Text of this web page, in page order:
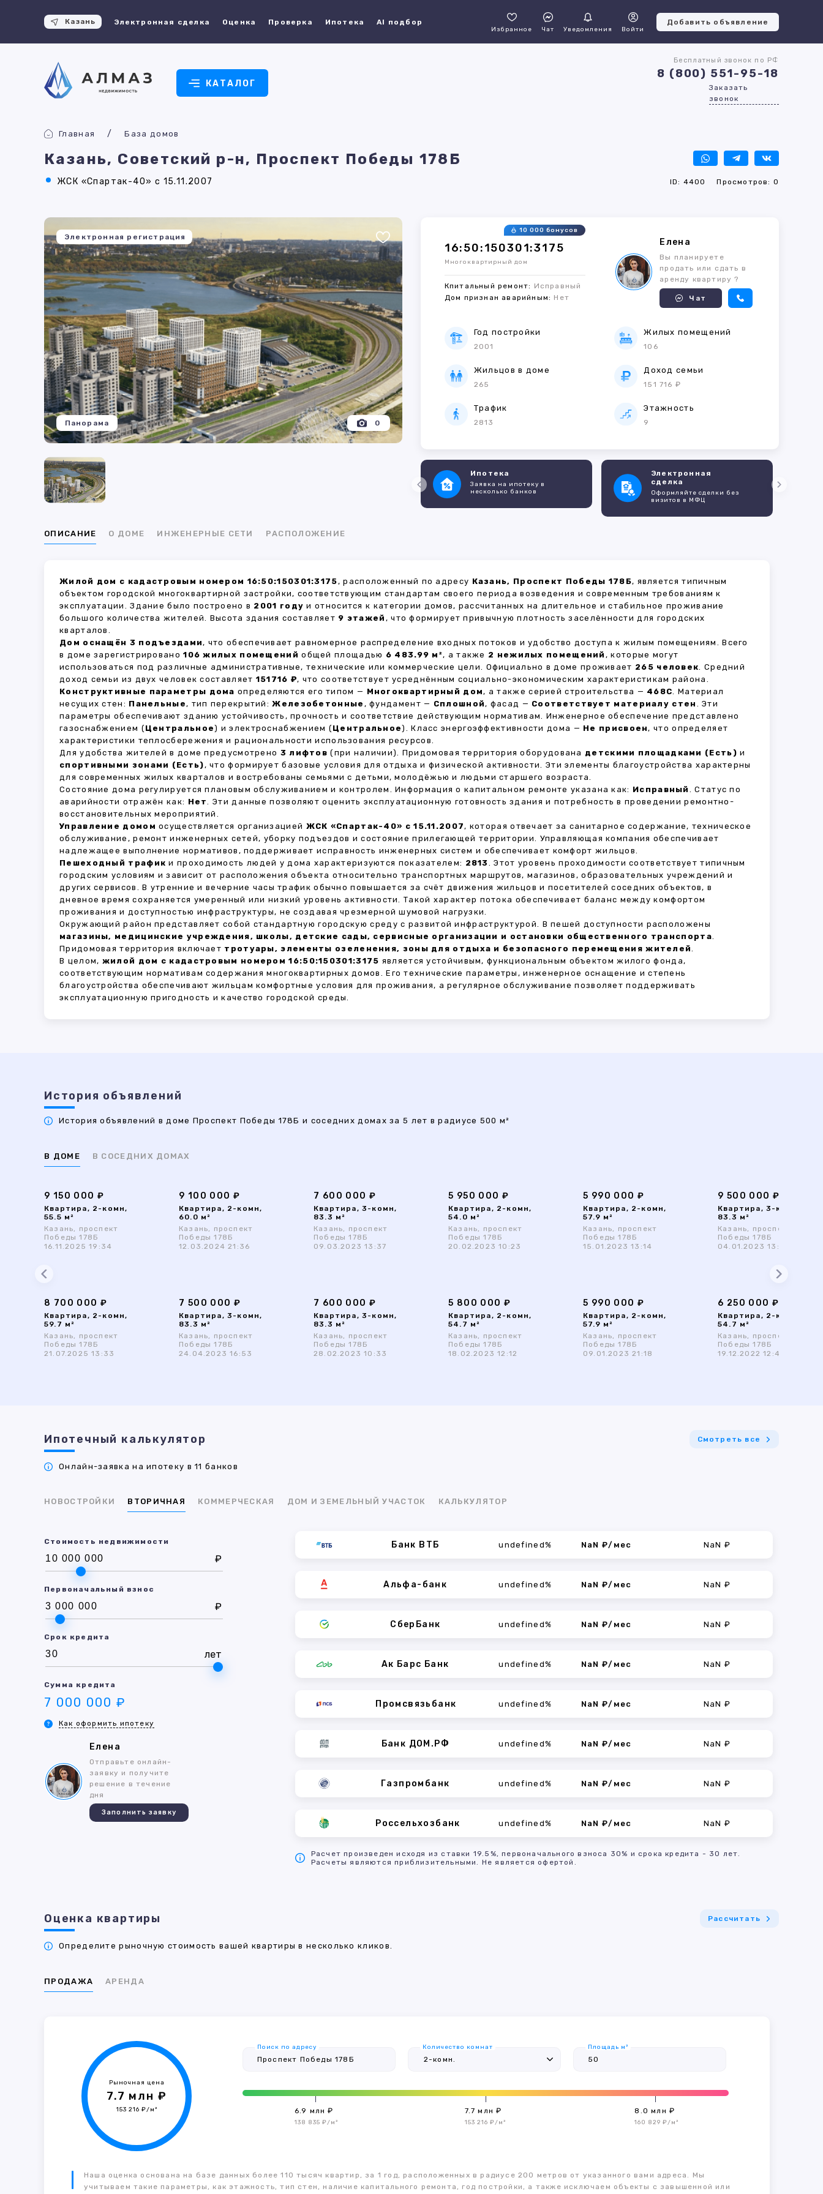
Казань Электронная сделка Оценка Проверка Ипотека AI подбор
Избранное Чат Уведомления Войти
Добавить объявление
КАТАЛОГ
Бесплатный звонок по РФ
8 (800) 551-95-18
Заказать
звонок
Главная База домов
Казань, Советский р-н, Проспект Победы 178Б
ЖСК «Спартак-40» с 15.11.2007 ID: 4400 Просмотров: 0
Электронная регистрация
0
Панорама
16:50:150301:3175
10 000 бонусов
Многоквартирный дом
Кпитальный ремонт: Исправный
Дом признан аварийным: Нет
Елена
Вы планируете
продать или сдать в
аренду квартиру ?
Чат
Год постройки
2001
Жилых помещений
106
Жильцов в доме
265
Доход семьи
151 716 ₽
Трафик
2813
Этажность
9
Ипотека
Заявка на ипотеку в
несколько банков
Электронная
сделка
Оформляйте сделки без
визитов в МФЦ
ОПИСАНИЕ О ДОМЕ ИНЖЕНЕРНЫЕ СЕТИ РАСПОЛОЖЕНИЕ
Жилой дом с кадастровым номером 16:50:150301:3175, расположенный по адресу Казань, Проспект Победы 178Б, является типичным
объектом городской многоквартирной застройки, соответствующим стандартам своего периода возведения и современным требованиям к
эксплуатации. Здание было построено в 2001 году и относится к категории домов, рассчитанных на длительное и стабильное проживание
большого количества жителей. Высота здания составляет 9 этажей , что формирует привычную плотность заселённости для городских
кварталов.
Дом оснащён 3 подъездами, что обеспечивает равномерное распределение входных потоков и удобство доступа к жилым помещениям. Всего
в доме зарегистрировано106 жилых помещений общей площадью 6 483.99 м², а также 2 нежилых помещений , которые могут
использоваться под различные административные, технические или коммерческие цели. Официально в доме проживает 265 человек. Средний
доход семьи из двух человек составляет 151716 ₽, что соответствует усреднённым социально-экономическим характеристикам района.
Конструктивные параметры дома определяются его типом — Многоквартирный дом, а также серией строительства — 468С. Материал
несущих стен: Панельные, тип перекрытий:Железобетонные , фундамент — Сплошной, фасад — Соответствует материалу стен . Эти
параметры обеспечивают зданию устойчивость, прочность и соответствие действующим нормативам. Инженерное обеспечение представлено
газоснабжением (Центральное) и электроснабжением (Центральное). Класс энергоэффективности дома — Не присвоен, что определяет
характеристики теплосбережения и рациональности использования ресурсов.
Для удобства жителей в доме предусмотрено 3 лифтов (при наличии). Придомовая территория оборудована детскими площадками (Есть) и
спортивными зонами (Есть), что формирует базовые условия для отдыха и физической активности. Эти элементы благоустройства характерны
для современных жилых кварталов и востребованы семьями с детьми, молодёжью и людьми старшего возраста.
Состояние дома регулируется плановым обслуживанием и контролем. Информация о капитальном ремонте указана как: Исправный . Статус по
аварийности отражён как: Нет. Эти данные позволяют оценить эксплуатационную готовность здания и потребность в проведении ремонтно-
восстановительных мероприятий.
Управление домом осуществляется организацией ЖСК «Спартак-40» с 15.11.2007, которая отвечает за санитарное содержание, техническое
обслуживание, ремонт инженерных сетей, уборку подъездов и состояние прилегающей территории. Управляющая компания обеспечивает
надлежащее выполнение нормативов, поддерживает исправность инженерных систем и обеспечивает комфорт жильцов.
Пешеходный трафик и проходимость людей у дома характеризуются показателем: 2813 . Этот уровень проходимости соответствует типичным
городским условиям и зависит от расположения объекта относительно транспортных маршрутов, магазинов, образовательных учреждений и
других сервисов. В утренние и вечерние часы трафик обычно повышается за счёт движения жильцов и посетителей соседних объектов, в
дневное время сохраняется умеренный или низкий уровень активности. Такой характер потока обеспечивает баланс между комфортом
проживания и доступностью инфраструктуры, не создавая чрезмерной шумовой нагрузки.
Окружающий район представляет собой стандартную городскую среду с развитой инфраструктурой. В пешей доступности расположены
магазины, медицинские учреждения, школы, детские сады, сервисные организации и остановки общественного транспорта.
Придомовая территория включает тротуары, элементы озеленения, зоны для отдыха и безопасного перемещения жителей.
В целом, жилой дом с кадастровым номером 16:50:150301:3175 является устойчивым, функциональным объектом жилого фонда,
соответствующим нормативам содержания многоквартирных домов. Его технические параметры, инженерное оснащение и степень
благоустройства обеспечивают жильцам комфортные условия для проживания, а регулярное обслуживание позволяет поддерживать
эксплуатационную пригодность и качество городской среды.
История объявлений
История объявлений в доме Проспект Победы 178Б и соседних домах за 5 лет в радиусе 500 м²
В ДОМЕ В СОСЕДНИХ ДОМАХ
9 150 000 ₽
Квартира, 2-комн,
55.5 м²
Казань, проспект
Победы 178Б
16.11.2025 19:34
9 100 000 ₽
Квартира, 2-комн,
60.0 м²
Казань, проспект
Победы 178Б
12.03.2024 21:36
7 600 000 ₽
Квартира, 3-комн,
83.3 м²
Казань, проспект
Победы 178Б
09.03.2023 13:37
5 950 000 ₽
Квартира, 2-комн,
54.0 м²
Казань, проспект
Победы 178Б
20.02.2023 10:23
5 990 000 ₽
Квартира, 2-комн,
57.9 м²
Казань, проспект
Победы 178Б
15.01.2023 13:14
9 500 000 ₽
Квартира, 3-комн,
83.3 м²
Казань, проспект
Победы 178Б
04.01.2023 13:07
8 700 000 ₽
Квартира, 2-комн,
59.7 м²
Казань, проспект
Победы 178Б
21.07.2025 13:33
7 500 000 ₽
Квартира, 3-комн,
83.3 м²
Казань, проспект
Победы 178Б
24.04.2023 16:53
7 600 000 ₽
Квартира, 3-комн,
83.3 м²
Казань, проспект
Победы 178Б
28.02.2023 10:33
5 800 000 ₽
Квартира, 2-комн,
54.7 м²
Казань, проспект
Победы 178Б
18.02.2023 12:12
5 990 000 ₽
Квартира, 2-комн,
57.9 м²
Казань, проспект
Победы 178Б
09.01.2023 21:18
6 250 000 ₽
Квартира, 2-комн,
54.7 м²
Казань, проспект
Победы 178Б
19.12.2022 12:47
Ипотечный калькулятор Смотреть все
Онлайн-заявка на ипотеку в 11 банков
НОВОСТРОЙКИ ВТОРИЧНАЯ КОММЕРЧЕСКАЯ ДОМ И ЗЕМЕЛЬНЫЙ УЧАСТОК КАЛЬКУЛЯТОР
Стоимость недвижимости
₽
Первоначальный взнос
₽
Срок кредита
лет
Сумма кредита
7 000 000 ₽
Как оформить ипотеку
Елена
Отправьте онлайн-
заявку и получите
решение в течение
дня
Заполнить заявку
Банк ВТБ undefined% NaN ₽/мес NaN ₽
Альфа-банк undefined% NaN ₽/мес NaN ₽
СберБанк undefined% NaN ₽/мес NaN ₽
Ак Барс Банк undefined% NaN ₽/мес NaN ₽
Промсвязьбанк undefined% NaN ₽/мес NaN ₽
Банк ДОМ.РФ undefined% NaN ₽/мес NaN ₽
Газпромбанк undefined% NaN ₽/мес NaN ₽
Россельхозбанк undefined% NaN ₽/мес NaN ₽
Расчет произведен исходя из ставки 19.5%, первоначального взноса 30% и срока кредита - 30 лет.
Расчеты являются приблизительными. Не является офертой.
Оценка квартиры Рассчитать
Определите рыночную стоимость вашей квартиры в несколько кликов.
ПРОДАЖА АРЕНДА
Рыночная цена
7.7 млн ₽
153 216 ₽/м²
Поиск по адресу Количество комнат Площадь м²
6.9 млн ₽
138 835 ₽/м²
7.7 млн ₽
153 216 ₽/м²
8.0 млн ₽
160 829 ₽/м²
Наша оценка основана на базе данных более 110 тысяч квартир, за 1 год, расположенных в радиусе 200 метров от указанного вами адреса. Мы
учитываем такие параметры, как этажность, тип стен, наличие капитального ремонта, год постройки, а также исключаем объекты с завышенной или